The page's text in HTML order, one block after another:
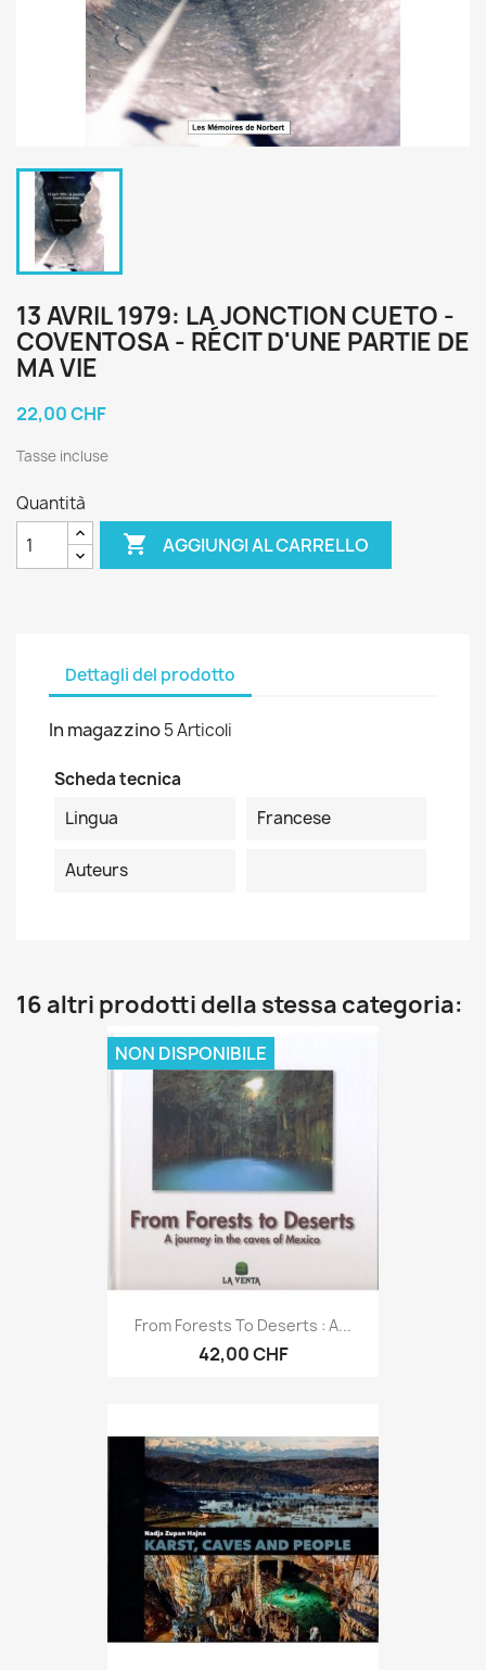
13 AVRIL 1979: LA JONCTION CUETO -
COVENTOSA - RÉCIT D'UNE PARTIE DE
MA VIE
22,00 CHF
Tasse incluse
Quantità
 AGGIUNGI AL CARRELLO
Dettagli del prodotto
In magazzino5 Articoli
Scheda tecnica
Lingua
Francese
Auteurs
16 altri prodotti della stessa categoria:
From Forests To Deserts : A...
42,00 CHF
NON DISPONIBILE